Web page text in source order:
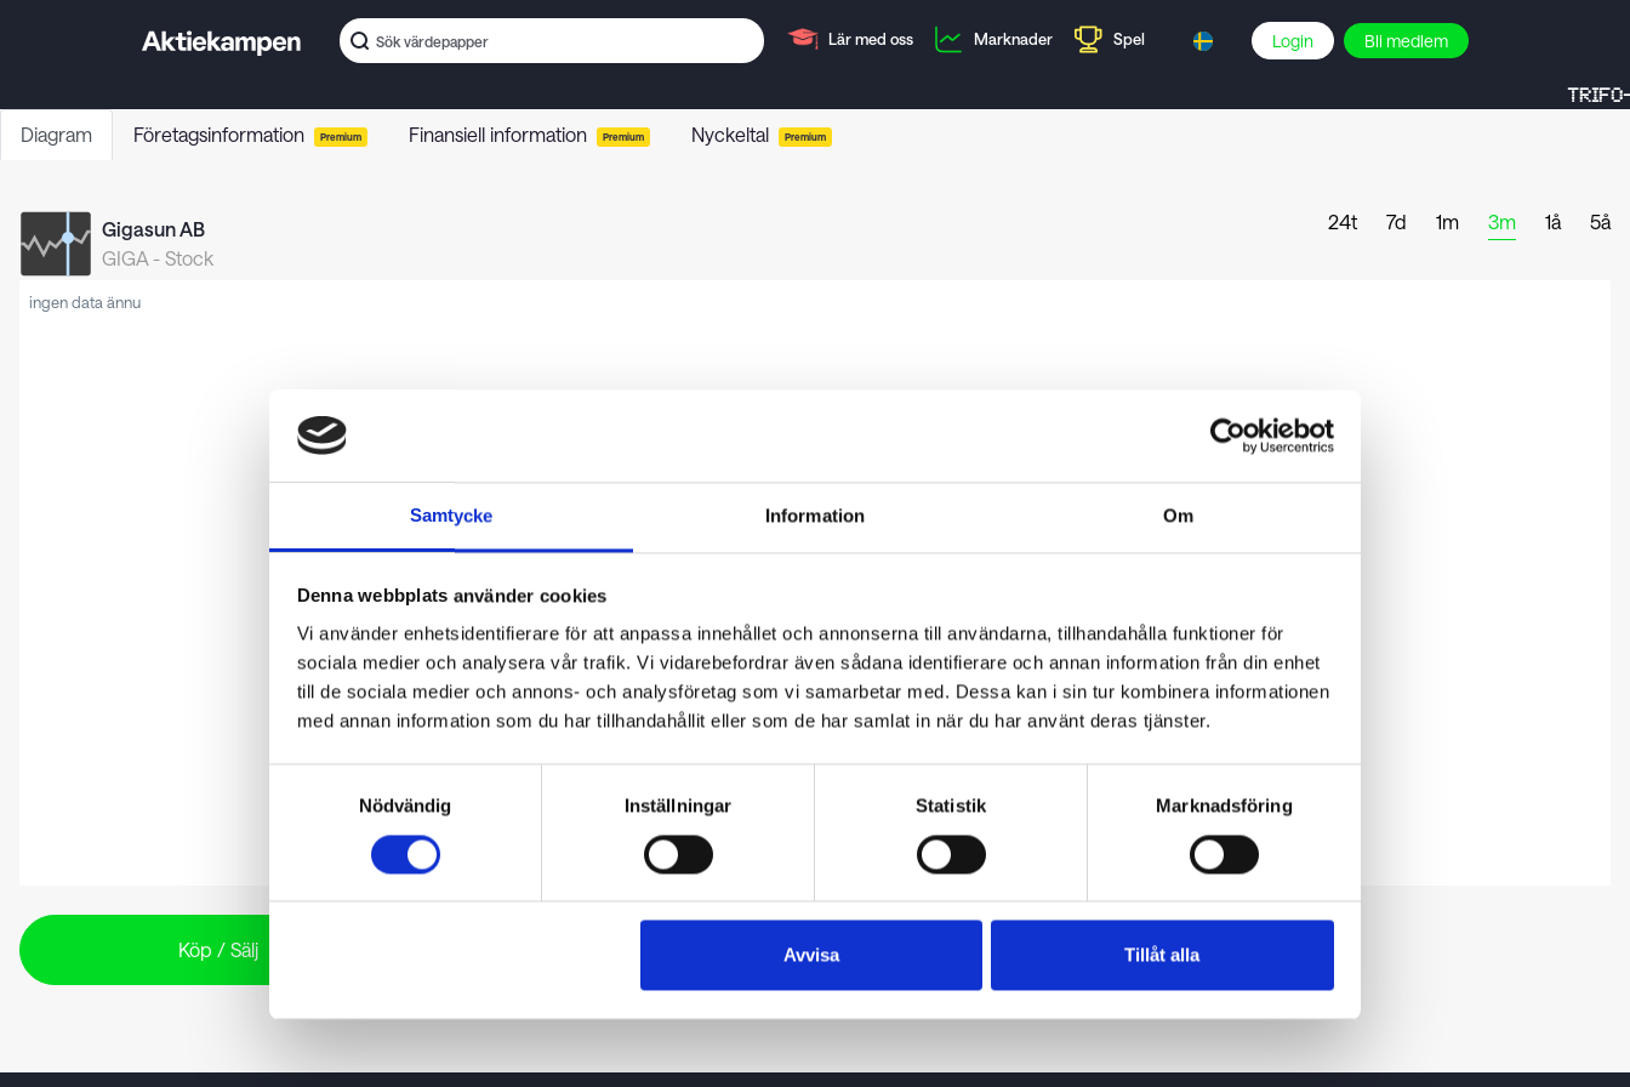
Samtycke Information Om
Denna webbplats använder cookies
Vi använder enhetsidentifierare för att anpassa innehållet och annonserna till användarna, tillhandahålla funktioner för
sociala medier och analysera vår trafik. Vi vidarebefordrar även sådana identifierare och annan information från din enhet
till de sociala medier och annons- och analysföretag som vi samarbetar med. Dessa kan i sin tur kombinera informationen
med annan information som du har tillhandahållit eller som de har samlat in när du har använt deras tjänster.
Nödvändig
Inställningar Statistik Marknadsföring
Avvisa Tillåt alla
Lär med oss Marknader Spel Login Bli medlem
TRIFO-
Diagram Företagsinformation Premium Finansiell information Premium Nyckeltal Premium
Gigasun AB
GIGA - Stock
24t 7d 1m 3m 1å 5å
ingen data ännu
Köp / Sälj